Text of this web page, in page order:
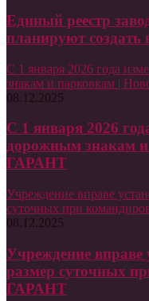
Единый реестр
планируют
С 1 января 2026 года
знакам и парковкам |
08.12.2025
С 1 января 2026
дорожным знакам
ГАРАНТ
Учреждение вправе
суточных при
08.12.2025
Учреждение вправе
размер суточных
ГАРАНТ